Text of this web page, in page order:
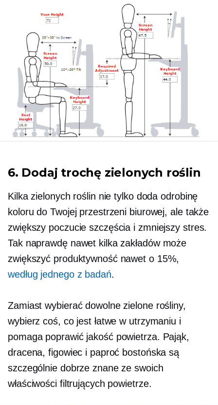
6. Dodaj trochę zielonych roślin
Kilka zielonych roślin nie tylko doda odrobinę
koloru do Twojej przestrzeni biurowej, ale także
zwiększy poczucie szczęścia i zmniejszy stres.
Tak naprawdę nawet kilka zakładów może
zwiększyć produktywność nawet o 15%,
według jednego z badań.
Zamiast wybierać dowolne zielone rośliny,
wybierz coś, co jest łatwe w utrzymaniu i
pomaga poprawić jakość powietrza. Pająk,
dracena, figowiec i paproć bostońska są
szczególnie dobrze znane ze swoich
właściwości filtrujących powietrze.